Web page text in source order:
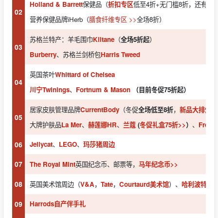
02
Holland & Barrett保健品（折扣专区低至4折+无门槛8折，还有
营养保健品牌iHerb（膳食纤维专区 >>全场8折）
03
苏格兰特产：羊毛围巾Kiltane （全场5折起）
Burberry、苏格兰剑桥包Harris Tweed
04
英国茶叶Whittard of Chelsea
川宁Twinings、 Fortnum & Mason （目前冬促75折起）
05
居家皮肤管理品牌CurrentBody （冬促全场低至8折， 新品大排灯
大牌护肤品La Mer、 赫莲娜HR、 兰蔻 (冬促礼盒75折>>） 、 Fresh
06 Jellycat、 LEGO、 玛莎猪周边
07 The Royal Mint英国纪念币、邮票等， 马年纪念币>>
08 英国美术馆周边（V&A， Tate， Courtaurd美术馆）、 哈利波特周
09 Harrods自产伴手礼